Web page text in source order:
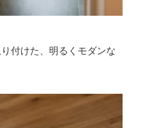
付けた、明るくモダンな